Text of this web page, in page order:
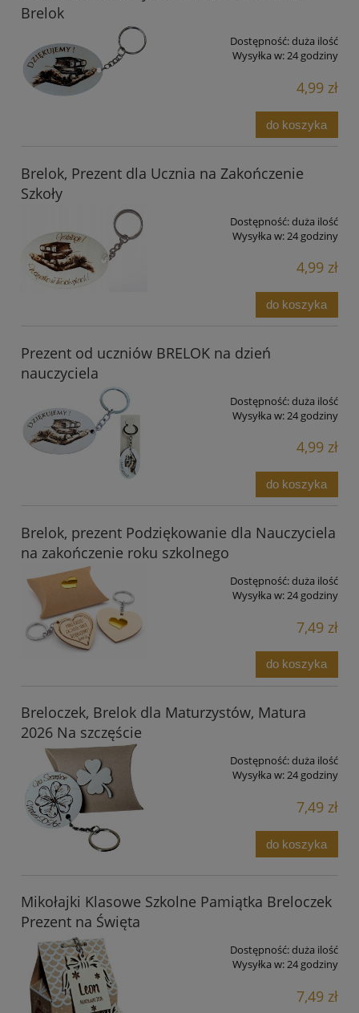
Brelok
Dostępność:duża ilość
Wysyłka w:24 godziny
4,99 zł
do koszyka
Brelok, Prezent dla Ucznia na Zakończenie
Szkoły
Dostępność:duża ilość
Wysyłka w:24 godziny
4,99 zł
do koszyka
Prezent od uczniów BRELOK na dzień
nauczyciela
Dostępność:duża ilość
Wysyłka w:24 godziny
4,99 zł
do koszyka
Brelok, prezent Podziękowanie dla Nauczyciela
na zakończenie roku szkolnego
Dostępność:duża ilość
Wysyłka w:24 godziny
7,49 zł
do koszyka
Breloczek, Brelok dla Maturzystów, Matura
2026 Na szczęście
Dostępność:duża ilość
Wysyłka w:24 godziny
7,49 zł
do koszyka
Mikołajki Klasowe Szkolne Pamiątka Breloczek
Prezent na Święta
Dostępność:duża ilość
Wysyłka w:24 godziny
7,49 zł